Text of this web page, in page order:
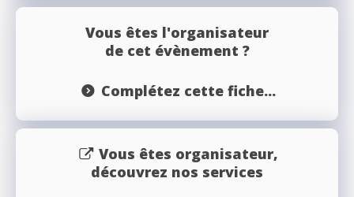
Vous êtes l'organisateur
de cet évènement ?
Complétez cette fiche...
Vous êtes organisateur,
découvrez nos services